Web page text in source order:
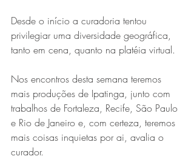
Desde o início a curadoria tentou
privilegiar uma diversidade geográfica,
tanto em cena, quanto na platéia virtual.
Nos encontros desta semana teremos
mais produções de Ipatinga, junto com
trabalhos de Fortaleza, Recife, São Paulo
e Rio de Janeiro e, com certeza, teremos
mais coisas inquietas por ai, avalia o
curador.